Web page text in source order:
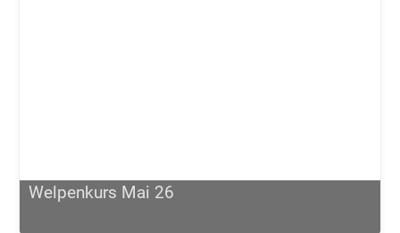
Welpenkurs Mai 26